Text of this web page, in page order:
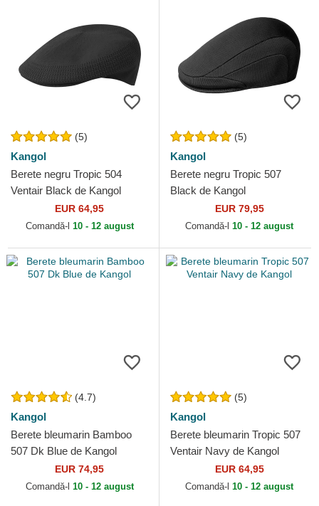
(5)
Kangol
Berete negru Tropic 504
Ventair Black de Kangol
EUR 64,95
Comandă-l 10 - 12 august
(5)
Kangol
Berete negru Tropic 507
Black de Kangol
EUR 79,95
Comandă-l 10 - 12 august
(4.7)
Kangol
Berete bleumarin Bamboo
507 Dk Blue de Kangol
EUR 74,95
Comandă-l 10 - 12 august
(5)
Kangol
Berete bleumarin Tropic 507
Ventair Navy de Kangol
EUR 64,95
Comandă-l 10 - 12 august